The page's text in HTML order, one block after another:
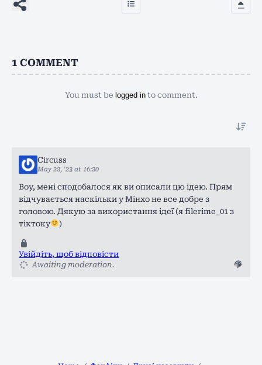
1 COMMENT
You must be logged into comment.
Circuss
May 22, '23 at 16:20
Воу, мені сподобалося як ви описали цю ідею. Прям
відчувається наскільки у Мінхо не все добре з
головою. Дякую за використання ідеї (я filerime_01 з
тіктоку
)
Увійдіть, щоб відповісти
Awaiting moderation.